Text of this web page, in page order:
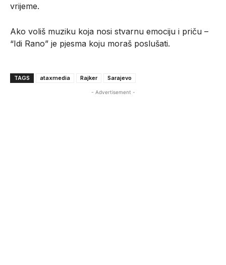
vrijeme.
Ako voliš muziku koja nosi stvarnu emociju i priču –
“Idi Rano” je pjesma koju moraš poslušati.
TAGS ataxmedia Rajker Sarajevo
- Advertisement -